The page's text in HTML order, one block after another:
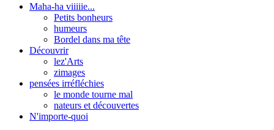
Maha-ha viiiiie...
Petits bonheurs
humeurs
Bordel dans ma tête
Découvrir
lez'Arts
zimages
pensées irréfléchies
le monde tourne mal
nateurs et découvertes
N'importe-quoi